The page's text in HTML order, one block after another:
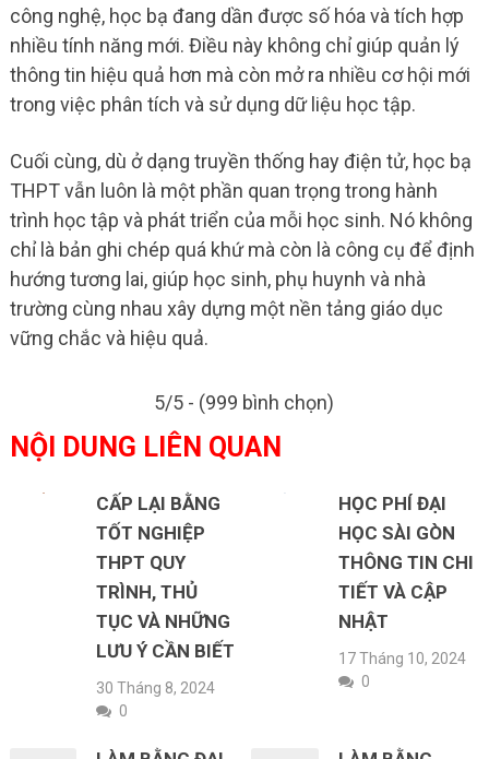
công nghệ, học bạ đang dần được số hóa và tích hợp
nhiều tính năng mới. Điều này không chỉ giúp quản lý
thông tin hiệu quả hơn mà còn mở ra nhiều cơ hội mới
trong việc phân tích và sử dụng dữ liệu học tập.
Cuối cùng, dù ở dạng truyền thống hay điện tử, học bạ
THPT vẫn luôn là một phần quan trọng trong hành
trình học tập và phát triển của mỗi học sinh. Nó không
chỉ là bản ghi chép quá khứ mà còn là công cụ để định
hướng tương lai, giúp học sinh, phụ huynh và nhà
trường cùng nhau xây dựng một nền tảng giáo dục
vững chắc và hiệu quả.
5/5 - (999 bình chọn)
NỘI DUNG LIÊN QUAN
CẤP LẠI BẰNG
TỐT NGHIỆP
THPT QUY
TRÌNH, THỦ
TỤC VÀ NHỮNG
LƯU Ý CẦN BIẾT
30 Tháng 8, 2024
0
HỌC PHÍ ĐẠI
HỌC SÀI GÒN
THÔNG TIN CHI
TIẾT VÀ CẬP
NHẬT
17 Tháng 10, 2024
0